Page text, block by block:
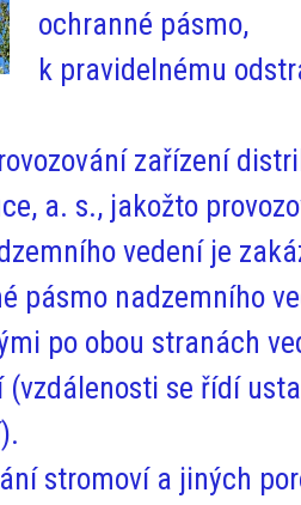
ochranné pásmo,
k pravidelnému
zařízení
a. s., jakožto
vedení je
pásmo nadzemního
po obou stranách
(vzdálenosti se řídí
stromoví a jiných